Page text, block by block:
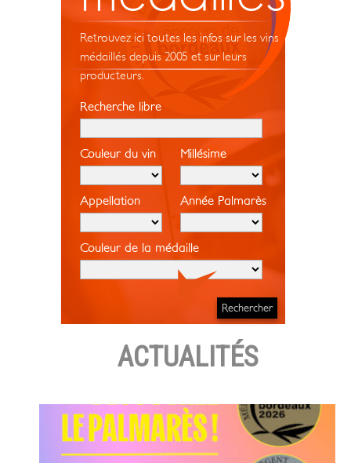
Retrouvez ici toutes les infos sur les vins
médaillés depuis 2005 et sur leurs
producteurs.
Recherche libre
Couleur du vin Millésime
Appellation Année Palmarès
Couleur de la médaille
ACTUALITÉS